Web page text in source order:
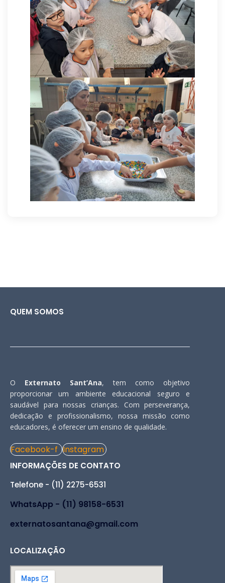
QUEM SOMOS
O Externato Sant’Ana, tem como objetivo
proporcionar um ambiente educacional seguro e
saudável para nossas crianças. Com perseverança,
dedicação e profissionalismo, nossa missão como
educadores, é oferecer um ensino de qualidade.
Facebook-f Instagram
INFORMAÇÕES DE CONTATO
Telefone - (11) 2275-6531
WhatsApp - (11) 98158-6531
externatosantana@gmail.com
LOCALIZAÇÃO